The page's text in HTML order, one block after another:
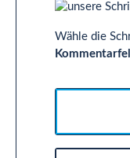
Wähle die